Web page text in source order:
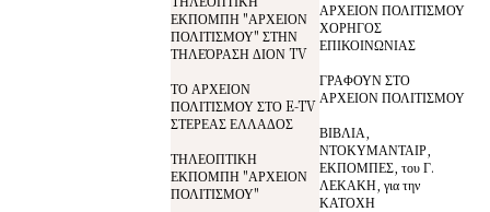
ΕΚΠΟΜΠΗ "ΑΡΧΕΙΟΝ
ΠΟΛΙΤΙΣΜΟΥ" ΣΤΗΝ
ΤΗΛΕΌΡΑΣΗ ΔΙΟΝ TV
ΤΟ ΑΡΧΕΙΟΝ
ΠΟΛΙΤΙΣΜΟΥ ΣΤΟ E-TV
ΣΤΕΡΕΑΣ ΕΛΛΑΔΟΣ
ΤΗΛΕΟΠΤΙΚΗ
ΕΚΠΟΜΠΗ "ΑΡΧΕΙΟΝ
ΠΟΛΙΤΙΣΜΟΥ"
ΑΡΧΕΙΟΝ ΠΟΛΙΤΙΣΜΟΥ
ΧΟΡΗΓΟΣ
ΕΠΙΚΟΙΝΩΝΙΑΣ
ΓΡΑΦΟΥΝ ΣΤΟ
ΑΡΧΕΙΟΝ ΠΟΛΙΤΙΣΜΟΥ
ΒΙΒΛΙΑ,
ΝΤΟΚΥΜΑΝΤΑΙΡ,
ΕΚΠΟΜΠΕΣ, του Γ.
ΛΕΚΑΚΗ, για την
ΚΑΤΟΧΗ